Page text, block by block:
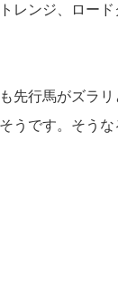
レンジ、ロー
先行馬がズラ
うです。そう